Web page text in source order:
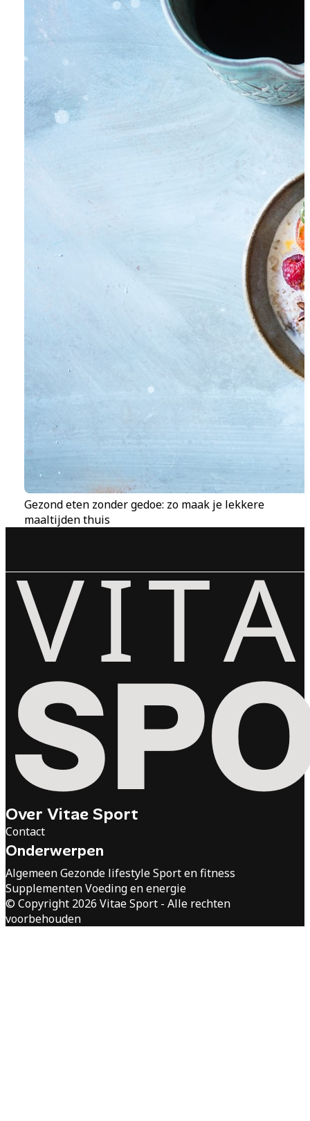
Gezond eten zonder gedoe: zo maak je lekkere
maaltijden thuis
Over Vitae Sport
Contact
Onderwerpen
AlgemeenGezonde lifestyleSport en fitness
SupplementenVoeding en energie
© Copyright 2026 Vitae Sport - Alle rechten
voorbehouden